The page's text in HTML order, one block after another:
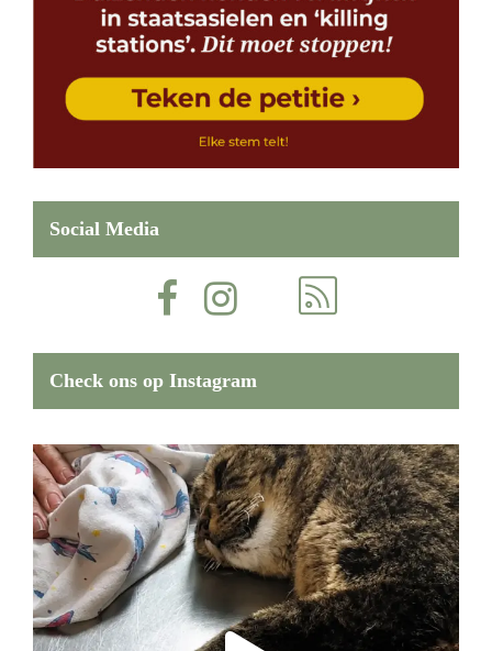
Social Media
Check ons op Instagram